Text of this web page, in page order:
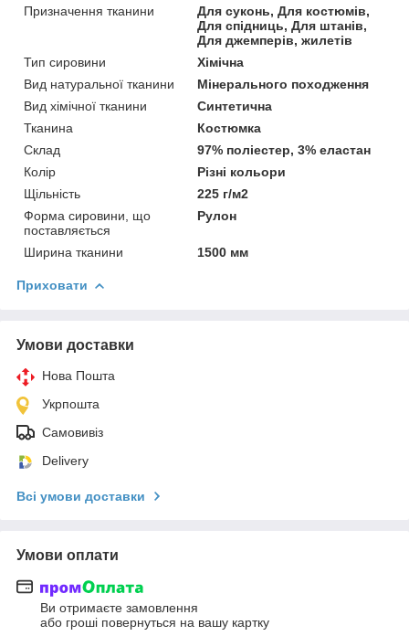
Призначення тканини
Для суконь, Для костюмів,
Для спідниць, Для штанів,
Для джемперів, жилетів
Тип сировини
Хімічна
Вид натуральної тканини
Мінерального походження
Вид хімічної тканини
Синтетична
Тканина
Костюмка
Склад
97% поліестер, 3% еластан
Колір
Різні кольори
Щільність
225 г/м2
Форма сировини, що
поставляється
Рулон
Ширина тканини 1500 мм
Приховати
Умови доставки
Нова Пошта
Укрпошта
Самовивіз
Delivery
Всі умови доставки
Умови оплати
Ви отримаєте замовлення
або гроші повернуться на вашу картку